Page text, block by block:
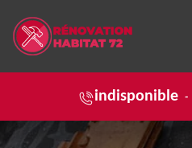
indisponible -